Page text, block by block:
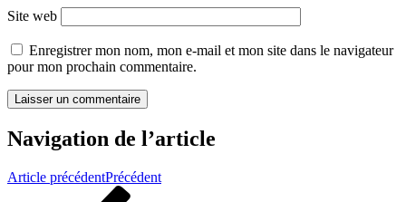
Site web
Enregistrer mon nom, mon e-mail et mon site dans le navigateur
pour mon prochain commentaire.
Navigation de l’article
Article précédentPrécédent